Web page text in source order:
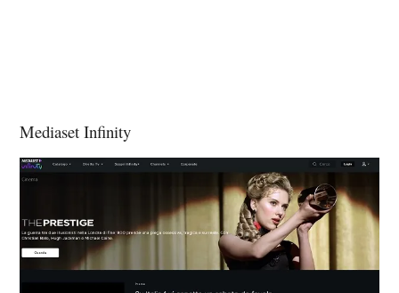
Mediaset Infinity